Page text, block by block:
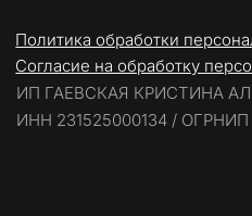
Политика обработки
Согласие на обработку
ИП ГАЕВСКАЯ КРИСТИНА
ИНН 231525000134 / ОГРНИП